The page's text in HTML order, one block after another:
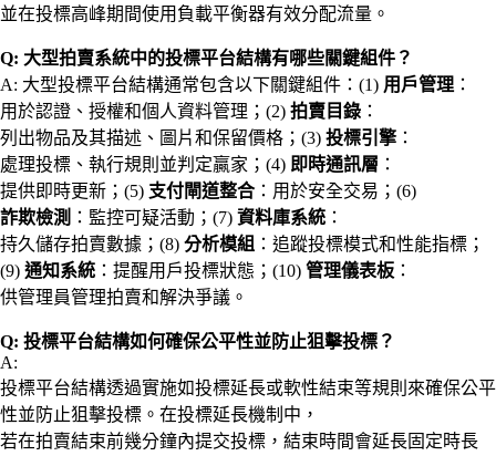
並在投標高峰期間使用負載平衡器有效分配流量。
Q: 大型拍賣系統中的投標平台結構有哪些關鍵組件？
A: 大型投標平台結構通常包含以下關鍵組件：(1) 用戶管理 ：
用於認證、授權和個人資料管理；(2) 拍賣目錄 ：
列出物品及其描述、圖片和保留價格；(3) 投標引擎 ：
處理投標、執行規則並判定贏家；(4) 即時通訊層 ：
提供即時更新；(5) 支付閘道整合 ：用於安全交易；(6)
詐欺檢測 ：監控可疑活動；(7) 資料庫系統 ：
持久儲存拍賣數據；(8) 分析模組 ：追蹤投標模式和性能指標；
(9) 通知系統 ：提醒用戶投標狀態；(10) 管理儀表板 ：
供管理員管理拍賣和解決爭議。
Q: 投標平台結構如何確保公平性並防止狙擊投標？
A:
投標平台結構透過實施如投標延長或軟性結束等規則來確保公平
性並防止狙擊投標。在投標延長機制中，
若在拍賣結束前幾分鐘內提交投標，結束時間會延長固定時長